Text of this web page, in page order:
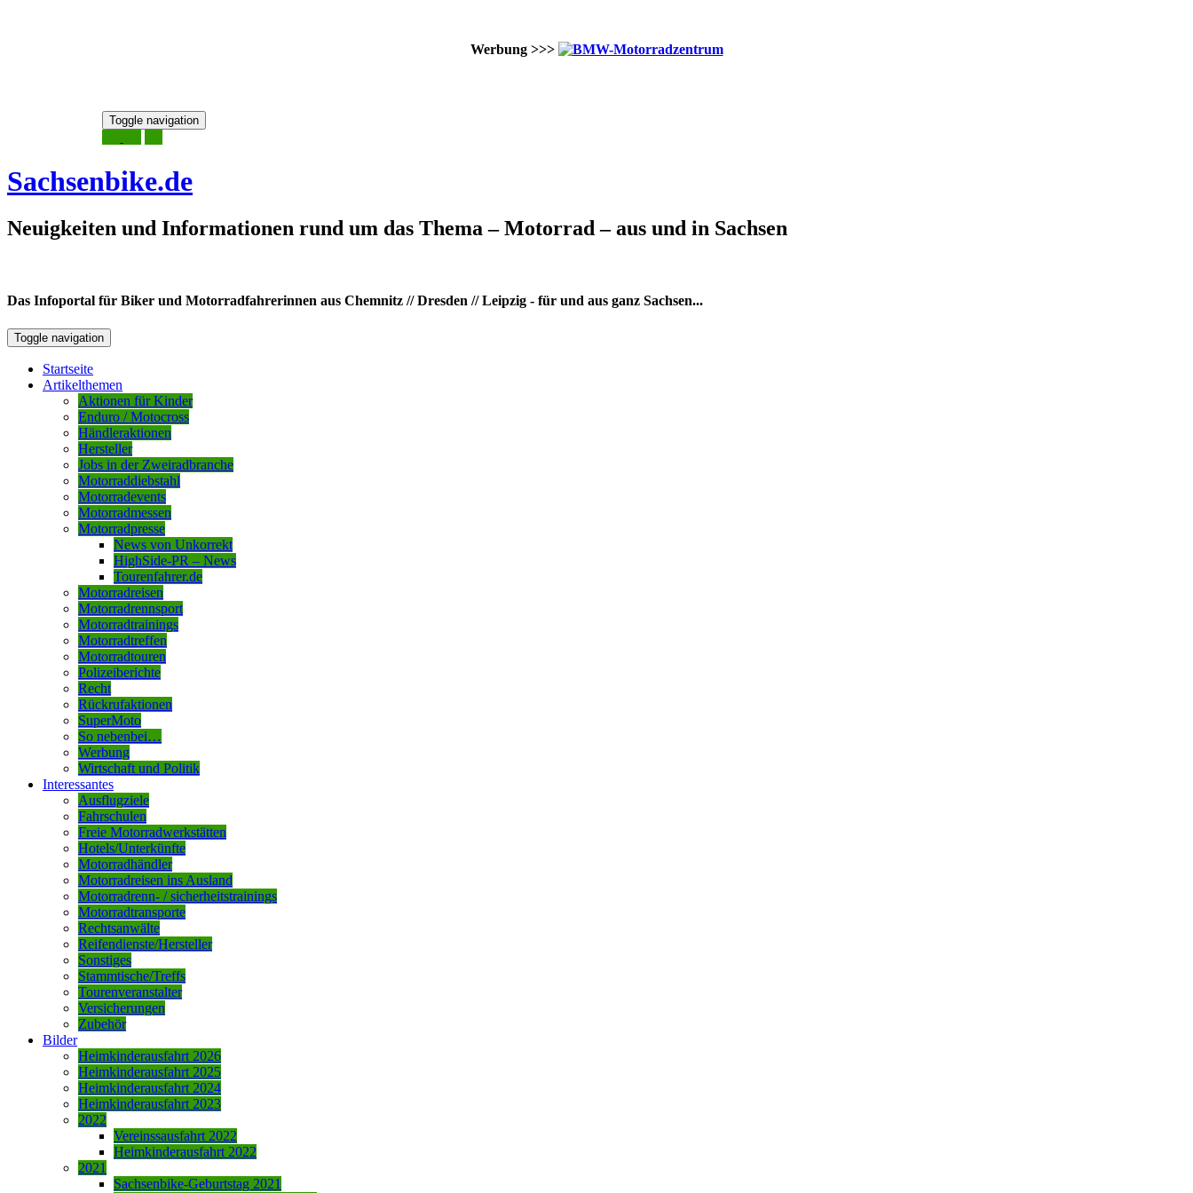
Werbung >>>
Toggle navigation
Sachsenbike.de
Neuigkeiten und Informationen rund um das Thema – Motorrad – aus und in Sachsen
Das Infoportal für Biker und Motorradfahrerinnen aus Chemnitz // Dresden // Leipzig - für und aus ganz Sachsen...
Toggle navigation
Startseite
Artikelthemen
Aktionen für Kinder
Enduro / Motocross
Händleraktionen
Hersteller
Jobs in der Zweiradbranche
Motorraddiebstahl
Motorradevents
Motorradmessen
Motorradpresse
News von Unkorrekt
HighSide-PR – News
Tourenfahrer.de
Motorradreisen
Motorradrennsport
Motorradtrainings
Motorradtreffen
Motorradtouren
Polizeiberichte
Recht
Rückrufaktionen
SuperMoto
So nebenbei…
Werbung
Wirtschaft und Politik
Interessantes
Ausflugziele
Fahrschulen
Freie Motorradwerkstätten
Hotels/Unterkünfte
Motorradhändler
Motorradreisen ins Ausland
Motorradrenn- / sicherheitstrainings
Motorradtransporte
Rechtsanwälte
Reifendienste/Hersteller
Sonstiges
Stammtische/Treffs
Tourenveranstalter
Versicherungen
Zubehör
Bilder
Heimkinderausfahrt 2026
Heimkinderausfahrt 2025
Heimkinderausfahrt 2024
Heimkinderausfahrt 2023
2022
Vereinssausfahrt 2022
Heimkinderausfahrt 2022
2021
Sachsenbike-Geburtstag 2021